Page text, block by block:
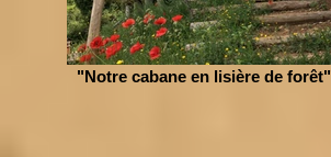
"Notre cabane en lisière de forêt"